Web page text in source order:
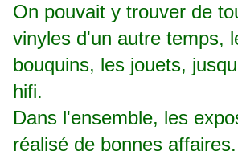
On pouvait y trouver de
vinyles d'un autre temps,
bouquins, les jouets,
hifi.
Dans l'ensemble, les
réalisé de bonnes